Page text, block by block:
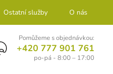
Ostatní služby O nás
Pomůžeme s objednávkou:
+420 777 901 761
po-pá - 8:00 – 17:00